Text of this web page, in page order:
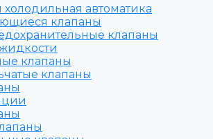
автоматика
клапаны
клапаны
клапаны
клапаны